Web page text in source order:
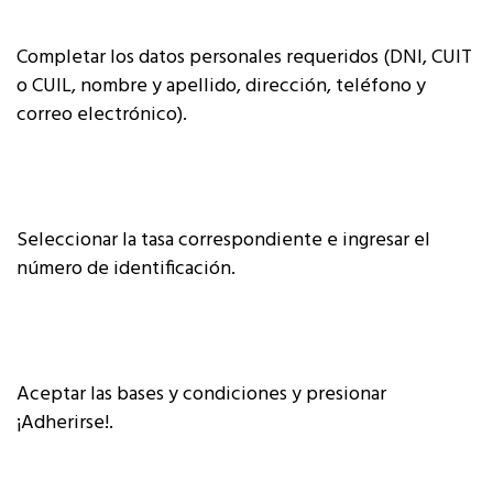
Completar los datos personales requeridos (DNI, CUIT
o CUIL, nombre y apellido, dirección, teléfono y
correo electrónico).
Seleccionar la tasa correspondiente e ingresar el
número de identificación.
Aceptar las bases y condiciones y presionar
¡Adherirse!.